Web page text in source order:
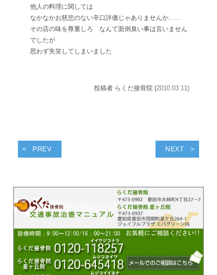
他人の料理に関しては
なかなかお慈悲のない辛口評価じゃありませんか……
その店の味を尊重しろ なんて面倒臭い事は言いません
でしたが
思わず失笑してしまいました
投稿者 らくだ接骨院 (2010.03.11)
PREV NEXT